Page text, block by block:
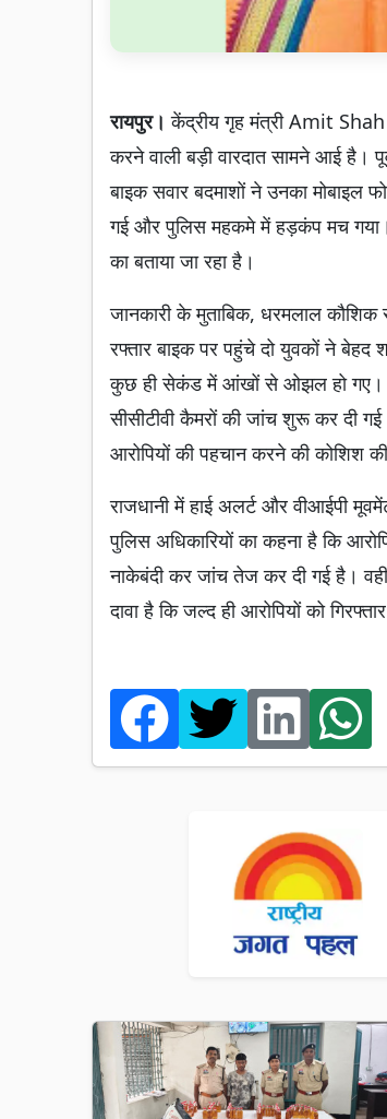
रायपुर।केंद्रीय गृह मंत्री Amit Shah
करने वाली बड़ी वारदात सामने आई है।
बाइक सवार बदमाशों ने उनका
गई और पुलिस महकमे में हड़कंप मच गया।
का बताया जा रहा है।
जानकारी के मुताबिक, धरमलाल
रफ्तार बाइक पर पहुंचे दो युवकों ने बेहद
कुछ ही सेकंड में आंखों से ओझल हो गए।
सीसीटीवी कैमरों की जांच शुरू कर दी
आरोपियों की पहचान करने की कोशिश
राजधानी में हाई अलर्ट और वीआईपी
पुलिस अधिकारियों का कहना है कि
नाकेबंदी कर जांच तेज कर दी गई है।
दावा है कि जल्द ही आरोपियों को